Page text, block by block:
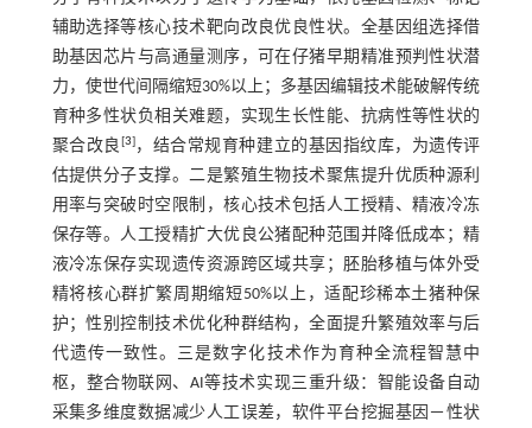
辅助选择等核心技术靶向改良优良性状。全基因组选择借
助基因芯片与高通量测序，可在仔猪早期精准预判性状潜
力，使世代间隔缩短30%以上；多基因编辑技术能破解传统
育种多性状负相关难题，实现生长性能、抗病性等性状的
聚合改良 [3]，结合常规育种建立的基因指纹库，为遗传评
估提供分子支撑。二是繁殖生物技术聚焦提升优质种源利
用率与突破时空限制，核心技术包括人工授精、精液冷冻
保存等。人工授精扩大优良公猪配种范围并降低成本；精
液冷冻保存实现遗传资源跨区域共享；胚胎移植与体外受
精将核心群扩繁周期缩短50%以上，适配珍稀本土猪种保
护；性别控制技术优化种群结构，全面提升繁殖效率与后
代遗传一致性。三是数字化技术作为育种全流程智慧中
枢，整合物联网、AI等技术实现三重升级：智能设备自动
采集多维度数据减少人工误差，软件平台挖掘基因－性状